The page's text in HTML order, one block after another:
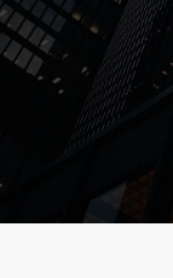
Llamar al 322 779